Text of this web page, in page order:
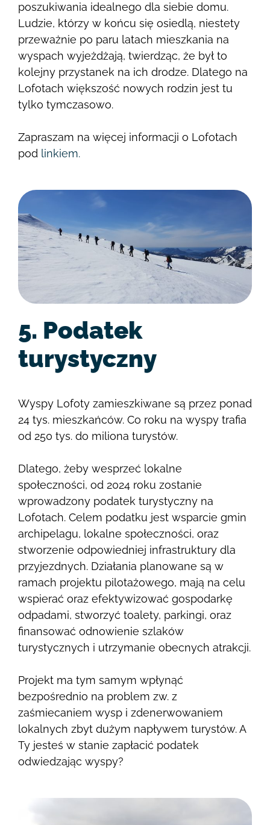
poszukiwania idealnego dla siebie domu.
Ludzie, którzy w końcu się osiedlą, niestety
przeważnie po paru latach mieszkania na
wyspach wyjeżdżają, twierdząc, że był to
kolejny przystanek na ich drodze. Dlatego na
Lofotach większość nowych rodzin jest tu
tylko tymczasowo.
Zapraszam na więcej informacji o Lofotach
pod linkiem.
5. Podatek
turystyczny
Wyspy Lofoty zamieszkiwane są przez ponad
24 tys. mieszkańców. Co roku na wyspy trafia
od 250 tys. do miliona turystów.
Dlatego, żeby wesprzeć lokalne
społeczności, od 2024 roku zostanie
wprowadzony podatek turystyczny na
Lofotach. Celem podatku jest wsparcie gmin
archipelagu, lokalne społeczności, oraz
stworzenie odpowiedniej infrastruktury dla
przyjezdnych. Działania planowane są w
ramach projektu pilotażowego, mają na celu
wspierać oraz efektywizować gospodarkę
odpadami, stworzyć toalety, parkingi, oraz
finansować odnowienie szlaków
turystycznych i utrzymanie obecnych atrakcji.
Projekt ma tym samym wpłynąć
bezpośrednio na problem zw. z
zaśmiecaniem wysp i zdenerwowaniem
lokalnych zbyt dużym napływem turystów. A
Ty jesteś w stanie zapłacić podatek
odwiedzając wyspy?